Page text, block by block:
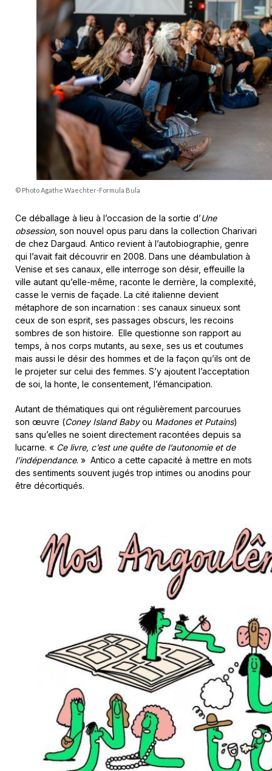
© Photo Agathe Waechter-Formula Bula
Ce déballage à lieu à l’occasion de la sortie d’Une
obsession, son nouvel opus paru dans la collection Charivari
de chez Dargaud. Antico revient à l’autobiographie, genre
qui l’avait fait découvrir en 2008. Dans une déambulation à
Venise et ses canaux, elle interroge son désir, effeuille la
ville autant qu’elle-même, raconte le derrière, la complexité,
casse le vernis de façade. La cité italienne devient
métaphore de son incarnation : ses canaux sinueux sont
ceux de son esprit, ses passages obscurs, les recoins
sombres de son histoire. Elle questionne son rapport au
temps, à nos corps mutants, au sexe, ses us et coutumes
mais aussi le désir des hommes et de la façon qu’ils ont de
le projeter sur celui des femmes. S’y ajoutent l’acceptation
de soi, la honte, le consentement, l’émancipation.
Autant de thématiques qui ont régulièrement parcourues
son œuvre (Coney Island Babyou Madones et Putains)
sans qu’elles ne soient directement racontées depuis sa
lucarne. « Ce livre, c’est une quête de l’autonomie et de
l’indépendance. » Antico a cette capacité à mettre en mots
des sentiments souvent jugés trop intimes ou anodins pour
être décortiqués.